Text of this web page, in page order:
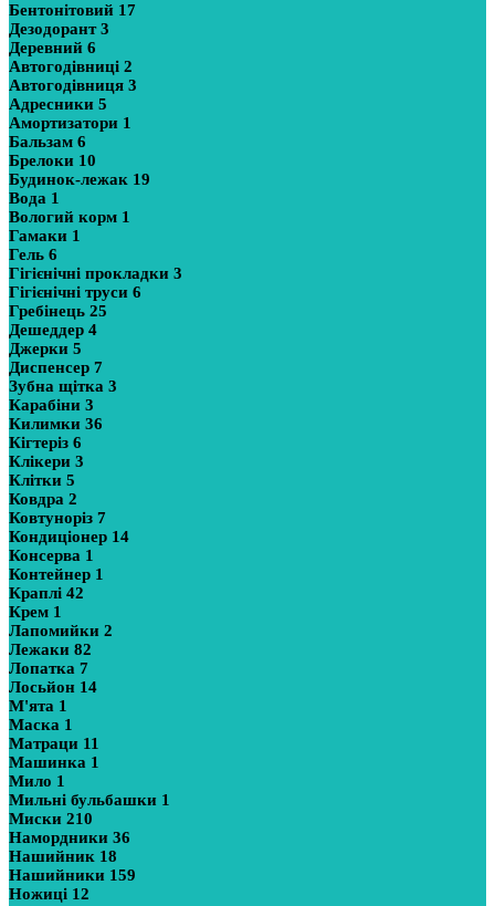
Бентонітовий 17
Дезодорант3
Деревний 6
Автогодівниці 2
Автогодівниця 3
Адресники 5
Амортизатори 1
Бальзам 6
Брелоки 10
Будинок-лежак 19
Вода 1
Вологий корм 1
Гамаки 1
Гель 6
Гігієнічні прокладки 3
Гігієнічні труси 6
Гребінець 25
Дешеддер 4
Джерки 5
Диспенсер 7
Зубна щітка 3
Карабіни 3
Килимки 36
Кігтеріз 6
Клікери 3
Клітки 5
Ковдра 2
Ковтуноріз 7
Кондиціонер 14
Консерва 1
Контейнер 1
Краплі 42
Крем 1
Лапомийки 2
Лежаки 82
Лопатка 7
Лосьйон 14
М'ята 1
Маска 1
Матраци 11
Машинка 1
Мило 1
Мильні бульбашки 1
Миски 210
Намордники 36
Нашийник 18
Нашийники 159
Ножиці 12